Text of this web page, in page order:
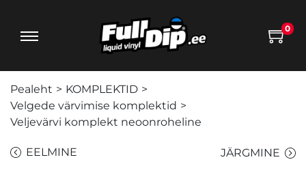
0
Pealeht > KOMPLEKTID >
Velgede värvimise komplektid >
Veljevärvi komplekt neoonroheline
EELMINE JÄRGMINE